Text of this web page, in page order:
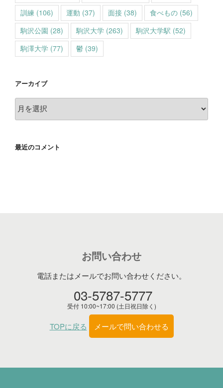
訓練 (106) 運動 (37) 面接 (38) 食べもの (56)
駒沢公園 (28) 駒沢大学 (263) 駒沢大学駅 (52)
駒澤大学 (77) 鬱 (39)
アーカイブ
ア
ー
イ
最近のコメント
お問い合わせ
電話またはメールでお問い合わせください。
03-5787-5777
受付 10:00~17:00 (土日祝日除く)
TOPに戻る メールで問い合わせる